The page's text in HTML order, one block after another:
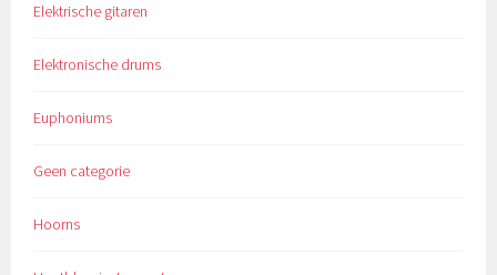
Elektrische gitaren
Elektronische drums
Euphoniums
Geen categorie
Hoorns